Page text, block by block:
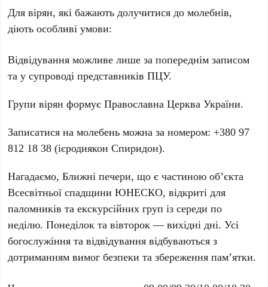
Для вірян, які бажають долучитися до молебнів,
діють особливі умови:
Відвідування можливе лише за попереднім записом
та у супроводі представників ПЦУ.
Групи вірян формує Православна Церква України.
Записатися на молебень можна за номером: +380 97
812 18 38 (ієродиякон Спиридон).
Нагадаємо,Ближні печери, що є частиною об’єкта
Всесвітньої спадщини ЮНЕСКО, відкриті для
паломників та екскурсійних груп із середи по
неділю. Понеділок та вівторок — вихідні дні. Усі
богослужіння та відвідування відбуваються з
дотриманням вимог безпеки та збереження пам’ятки.